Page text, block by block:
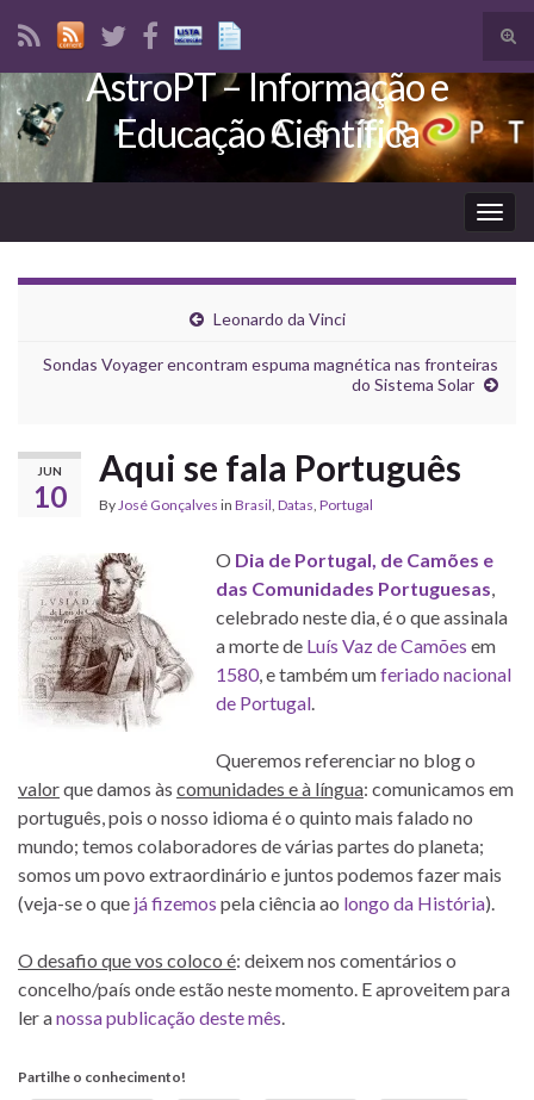
Search for:
AstroPT – Informação e
Educação Científica
Leonardo da Vinci
Sondas Voyager encontram espuma magnética nas fronteiras
do Sistema Solar
JUN
10
Aqui se fala Português
ByJosé Gonçalves in Brasil, Datas, Portugal
O Dia de Portugal, de Camões e
das Comunidades Portuguesas,
celebrado neste dia, é o que assinala
a morte de Luís Vaz de Camões em
1580, e também umferiado nacional
de Portugal.
Queremos referenciar no blog o
valorque damos às comunidades e à língua: comunicamos em
português, pois o nosso idioma é o quinto mais falado no
mundo; temos colaboradores de várias partes do planeta;
somos um povo extraordinário e juntos podemos fazer mais
(veja-se o que já fizemos pela ciência ao longo da História).
O desafio que vos coloco é: deixem nos comentários o
concelho/país onde estão neste momento. E aproveitem para
ler anossa publicação deste mês.
Partilhe o conhecimento!